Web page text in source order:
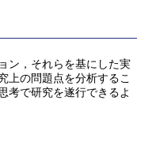
ン，それらを基にした実
上の問題点を分析するこ
考で研究を遂行できるよ